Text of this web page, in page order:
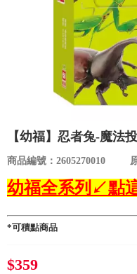
食品／健康食補
優惠活動
優惠券查詢
【幼福】忍者兔-魔法
商品編號：2605270010
幼福全系列↙點
*可積點商品
$359